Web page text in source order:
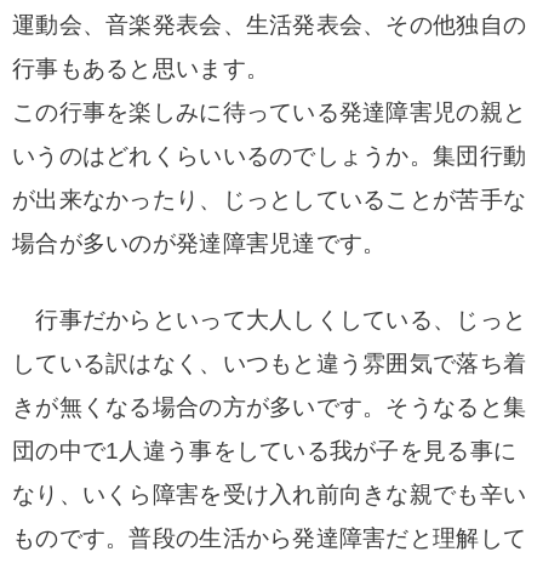
運動会、音楽発表会、生活発表会、その他独自の
行事もあると思います。
この行事を楽しみに待っている発達障害児の親と
いうのはどれくらいいるのでしょうか。集団行動
が出来なかったり、じっとしていることが苦手な
場合が多いのが発達障害児達です。
行事だからといって大人しくしている、じっと
している訳はなく、いつもと違う雰囲気で落ち着
きが無くなる場合の方が多いです。 そうなると集
団の中で1人違う事をしている我が子を見る事に
なり、いくら障害を受け入れ前向きな親でも辛い
ものです。普段の生活から発達障害だと理解して